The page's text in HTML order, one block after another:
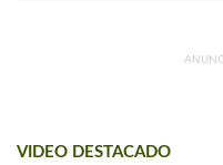
VIDEO DESTACADO